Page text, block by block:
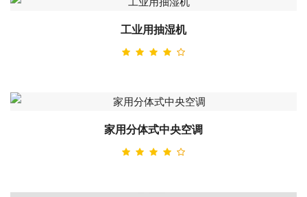
工业用抽湿机
家用分体式中央空调